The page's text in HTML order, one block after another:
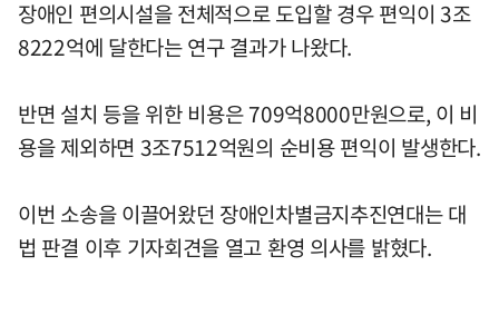
장애인 편의시설을 전체적으로 도입할 경우 편익이 3조
8222억에 달한다는 연구 결과가 나왔다.
반면 설치 등을 위한 비용은 709억8000만원으로, 이 비
용을 제외하면 3조7512억원의 순비용 편익이 발생한다.
이번 소송을 이끌어왔던 장애인차별금지추진연대는 대
법 판결 이후 기자회견을 열고 환영 의사를 밝혔다.